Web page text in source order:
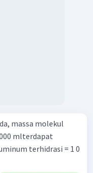
massa molekul
mlterdapat
terhidrasi = 1 0